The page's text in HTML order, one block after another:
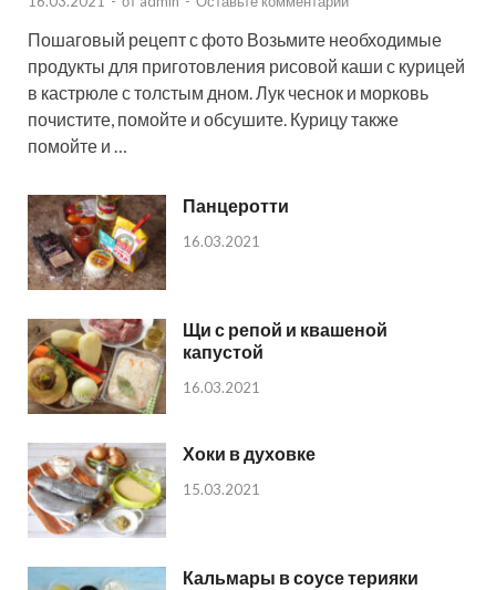
Пошаговый рецепт с фото Возьмите необходимые
продукты для приготовления рисовой каши с курицей
в кастрюле с толстым дном. Лук чеснок и морковь
почистите, помойте и обсушите. Курицу также
помойте и …
Панцеротти
16.03.2021
Щи с репой и квашеной
капустой
16.03.2021
Хоки в духовке
15.03.2021
Кальмары в соусе терияки